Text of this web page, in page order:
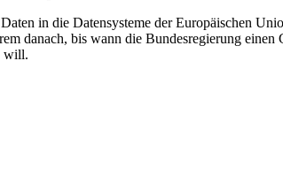
in die Datensysteme der Europäischen
danach, bis wann die Bundesregierung einen
will.